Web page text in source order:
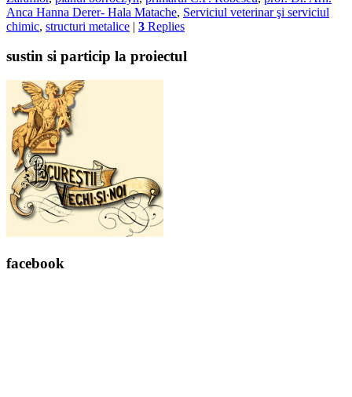
Anca Hanna Derer- Hala Matache, Serviciul veterinar şi serviciul
chimic, structuri metalice | 3 Replies
sustin si particip la proiectul
facebook